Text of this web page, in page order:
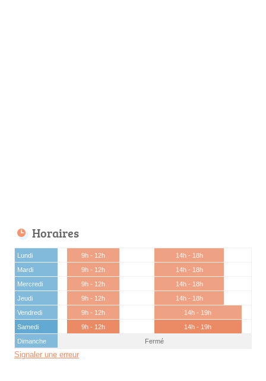
Horaires
Lundi 9h - 12h
14h - 18h
Mardi
9h - 12h
14h - 18h
Mercredi
9h - 12h
14h - 18h
Jeudi
9h - 12h
14h - 18h
Vendredi
9h - 12h
14h - 19h
Samedi
9h - 12h
14h - 19h
Dimanche
Fermé
Signaler une erreur